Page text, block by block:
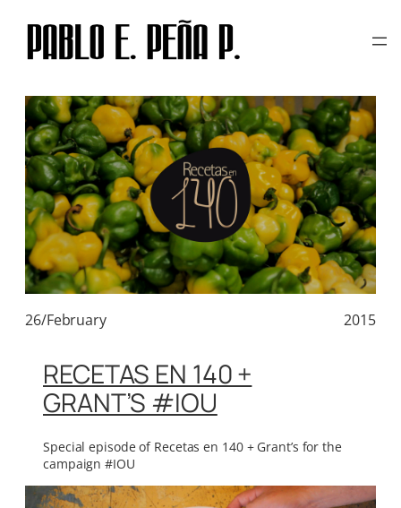
TAG: POCHO GARCES
26/February 2015
RECETAS EN 140 +
GRANT’S #IOU
Special episode of Recetas en 140 + Grant’s for the
campaign #IOU